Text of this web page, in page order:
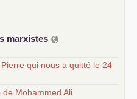
marxistes
qui nous a quitté le 24
Mohammed Ali